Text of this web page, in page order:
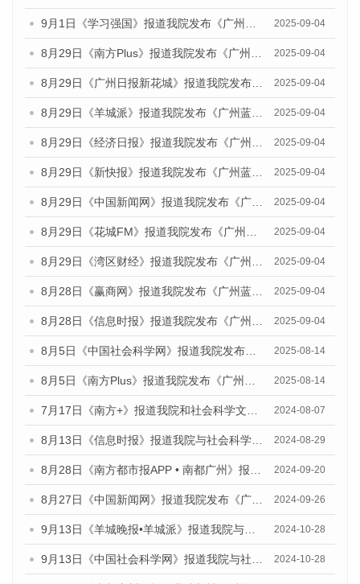
2025-09-04
2025-09-04
2025-09-04
2025-09-04
2025-09-04
2025-09-04
2025-09-04
2025-09-04
2025-09-04
2025-09-04
2025-09-04
2025-08-14
2025-08-14
2024-08-07
2024-08-29
2024-09-20
2024-09-26
2024-10-28
2024-10-28